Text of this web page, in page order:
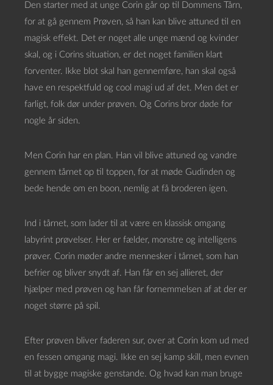
Den starter med at unge Corin går op til Dommens Tårn,
for at gå gennem Prøven, så han kan blive attuned til en
magisk effekt. Det er noget alle unge mænd og kvinder
skal, og i Corins situation, er det noget familien klart
forventer. Ikke blot skal han gennemføre, han skal også
have en respektfuld og cool magi ud af det. Men det er
farligt, folk dør under prøven. Og Corins bror døde for
nogle år siden.
Men Corin har en plan. Han vil blive attuned og vandre
gennem tårnet op til toppen, for at møde Gudinden og
bede hende om en boon, nemlig at få broderen igen.
Ind i tårnet, som lader til at være en klassisk omgang
labyrint prøvelser. Her er fælder, monstre og intelligens
prøver. Corin møder andre mennesker i tårnet, som han
befrier og bliver snydt af. Han får en sej allieret, der
hjælper med prøven og han får fornemmelsen af at der er
noget større på spil.
Efter prøven bliver faderen sur, over at Corin kom ud med
en fessen omgang magi. Ikke en sej kamp skill, men evnen
til at bygge magiske genstande. Og hvad kan man bruge